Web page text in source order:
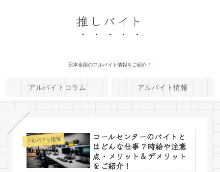
推しバイト
日本全国のアルバイト情報をご紹介！
アルバイトコラム アルバイト情報
アルバイト情報
コールセンターのバイトと
はどんな仕事？時給や注意
点・メリット＆デメリット
をご紹介！